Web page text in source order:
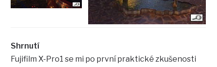
Shrnutí
Fujifilm X-Pro1 se mi po první praktické zkušenosti